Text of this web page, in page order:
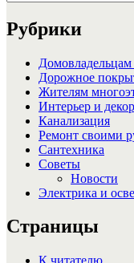
Рубрики
Дорожное
Жителям
Интерьер и
Канализация
Ремонт своими
Сантехника
Советы
Новости
Электрика и
Страницы